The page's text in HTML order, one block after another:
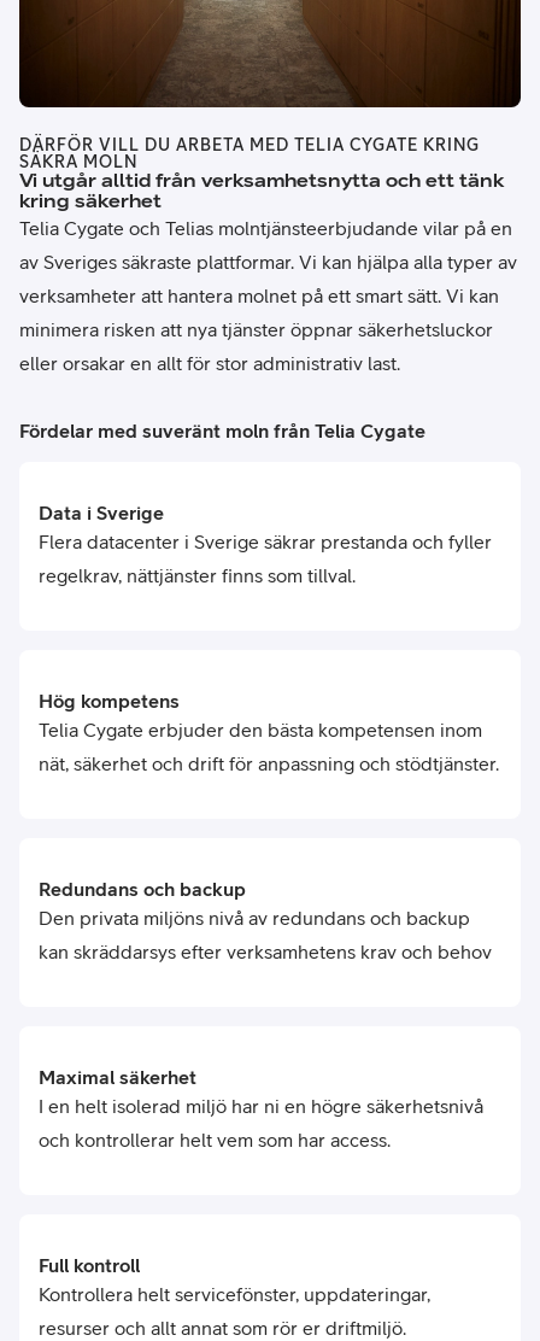
DÄRFÖR VILL DU ARBETA MED TELIA CYGATE KRING
SÄKRA MOLN
Vi utgår alltid från verksamhetsnytta och ett tänk
kring säkerhet
Telia Cygate och Telias molntjänsteerbjudande vilar på en
av Sveriges säkraste plattformar. Vi kan hjälpa alla typer av
verksamheter att hantera molnet på ett smart sätt. Vi kan
minimera risken att nya tjänster öppnar säkerhetsluckor
eller orsakar en allt för stor administrativ last.
Fördelar med suveränt moln från Telia Cygate
Data i Sverige
Flera datacenter i Sverige säkrar prestanda och fyller
regelkrav, nättjänster finns som tillval.
Hög kompetens
Telia Cygate erbjuder den bästa kompetensen inom
nät, säkerhet och drift för anpassning och stödtjänster.
Redundans och backup
Den privata miljöns nivå av redundans och backup
kan skräddarsys efter verksamhetens krav och behov
Maximal säkerhet
I en helt isolerad miljö har ni en högre säkerhetsnivå
och kontrollerar helt vem som har access.
Full kontroll
Kontrollera helt servicefönster, uppdateringar,
resurser och allt annat som rör er driftmiljö.